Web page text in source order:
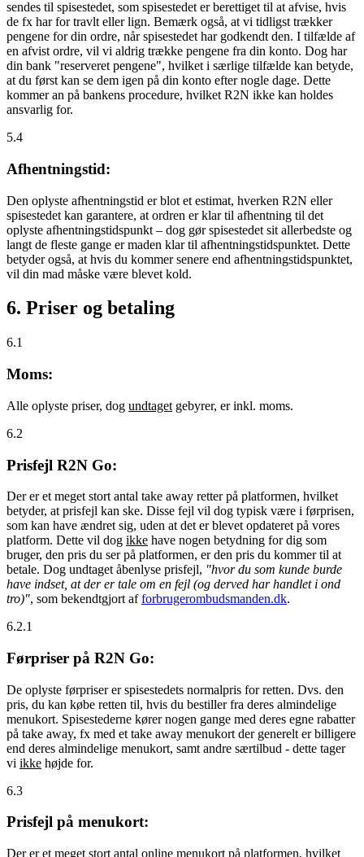
sendes til spisestedet, som spisestedet er berettiget til at afvise, hvis
de fx har for travlt eller lign. Bemærk også, at vi tidligst trækker
pengene for din ordre, når spisestedet har godkendt den. I tilfælde af
en afvist ordre, vil vi aldrig trække pengene fra din konto. Dog har
din bank "reserveret pengene", hvilket i særlige tilfælde kan betyde,
at du først kan se dem igen på din konto efter nogle dage. Dette
kommer an på bankens procedure, hvilket R2N ikke kan holdes
ansvarlig for.
5.4
Afhentningstid:
Den oplyste afhentningstid er blot et estimat, hverken R2N eller
spisestedet kan garantere, at ordren er klar til afhentning til det
oplyste afhentningstidspunkt – dog gør spisestedet sit allerbedste og
langt de fleste gange er maden klar til afhentningstidspunktet. Dette
betyder også, at hvis du kommer senere end afhentningstidspunktet,
vil din mad måske være blevet kold.
6. Priser og betaling
6.1
Moms:
Alle oplyste priser, dog undtaget gebyrer, er inkl. moms.
6.2
Prisfejl R2N Go:
Der er et meget stort antal take away retter på platformen, hvilket
betyder, at prisfejl kan ske. Disse fejl vil dog typisk være i førprisen,
som kan have ændret sig, uden at det er blevet opdateret på vores
platform. Dette vil dog ikke have nogen betydning for dig som
bruger, den pris du ser på platformen, er den pris du kommer til at
betale. Dog undtaget åbenlyse prisfejl, "hvor du som kunde burde
have indset, at der er tale om en fejl (og derved har handlet i ond
tro)", som bekendtgjort afforbrugerombudsmanden.dk.
6.2.1
Førpriser på R2N Go:
De oplyste førpriser er spisestedets normalpris for retten. Dvs. den
pris, du kan købe retten til, hvis du bestiller fra deres almindelige
menukort. Spisestederne kører nogen gange med deres egne rabatter
på take away, fx med et take away menukort der generelt er billigere
end deres almindelige menukort, samt andre særtilbud - dette tager
vi ikke højde for.
6.3
Prisfejl på menukort:
Der er et meget stort antal online menukort på platformen, hvilket